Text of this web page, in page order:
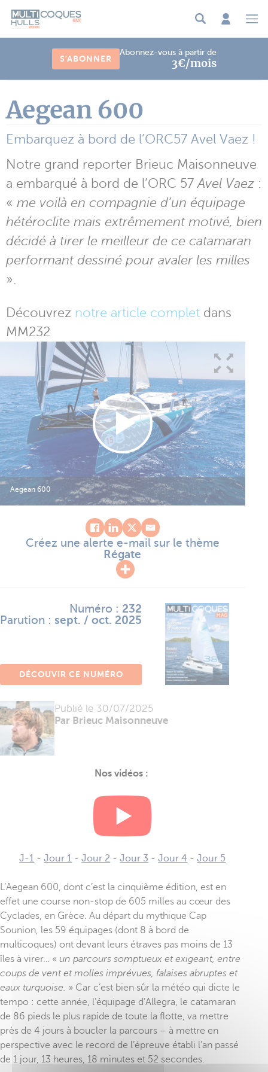
S'ABONNER
Abonnez-vous à partir de
3€/mois
Aegean 600
Embarquez à bord de l’ORC57 Avel Vaez !
Notre grand reporter Brieuc Maisonneuve
a embarqué à bord de l’ORC 57Avel Vaez :
« me voilà en compagnie d’un équipage
hétéroclite mais extrêmement motivé, bien
décidé à tirer le meilleur de ce catamaran
performant dessiné pour avaler les milles
».
Découvrez notre article complet dans
MM232
Aegean 600
Créez une alerte e-mail sur le thème
Régate
Publié le 30/07/2025
Par Brieuc Maisonneuve
Numéro : 232
Parution : sept. / oct. 2025
DÉCOUVIR CE NUMÉRO
Nos vidéos :
J-1 -Jour 1 -Jour 2 -Jour 3 -Jour 4 -Jour 5
L’Aegean 600, dont c’est la cinquième édition, est en
effet une course non-stop de 605 milles au cœur des
Cyclades, en Grèce. Au départ du mythique Cap
Sounion, les 59 équipages (dont 8 à bord de
multicoques) ont devant leurs étraves pas moins de 13
îles à virer… « un parcours somptueux et exigeant, entre
coups de vent et molles imprévues, falaises abruptes et
eaux turquoise. » Car c’est bien sûr la météo qui dicte le
tempo : cette année, l’équipage d’Allegra, le catamaran
de 86 pieds le plus rapide de toute la flotte, va mettre
près de 4 jours à boucler la parcours – à mettre en
perspective avec le record de l’épreuve établi l’an passé
de 1 jour, 13 heures, 18 minutes et 52 secondes.